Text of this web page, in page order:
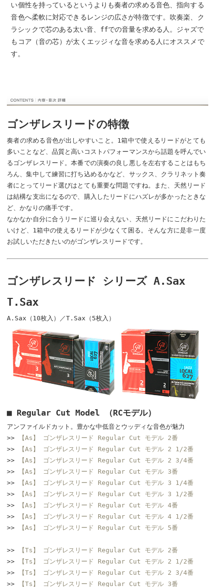
い個性を持っているというよりも奏者の求める音色、指向する
音色へ柔軟に対応できるレンジの広さが特徴です。吹奏楽、ク
ラシックで芯のある太い音、ffでの音量を求める人。ジャズで
もコア（音の芯）が太くエッジィな音を求める人にオススメで
す。
ゴンザレスリードの特徴
奏者の求める音色が出しやすいこと。1箱中で使えるリードがとても
多いことなど、品質と高いコストパフォーマンスから話題を呼んでい
るゴンザレスリード。本番での演奏の良し悪しを左右することはもち
ろん、集中して練習に打ち込めるかなど、サックス、クラリネット奏
者にとってリード選びはとても重要な問題ですね。また、天然リード
は結構な支出になるので、購入したリードにハズレが多かったときな
ど、かなりの痛手です。
なかなか自分に合うリードに巡り会えない、天然リードにこだわりた
いけど、1箱中の使えるリードが少なくて困る。そんな方に是非一度
お試しいただきたいのがゴンザレスリードです。
ゴンザレスリード シリーズ A.Sax
T.Sax
A.Sax（10枚入）／T.Sax（5枚入）
■ Regular Cut Model （RCモデル）
アンファイルドカット。豊かな中低音とウッディな音色が魅力
>>
【As】 ゴンザレスリード Regular Cut モデル 2番
>>
【As】 ゴンザレスリード Regular Cut モデル 2 1/2番
>>
【As】 ゴンザレスリード Regular Cut モデル 2 3/4番
>>
【As】 ゴンザレスリード Regular Cut モデル 3番
>>
【As】 ゴンザレスリード Regular Cut モデル 3 1/4番
>>
【As】 ゴンザレスリード Regular Cut モデル 3 1/2番
>>
【As】 ゴンザレスリード Regular Cut モデル 4番
>>
【As】 ゴンザレスリード Regular Cut モデル 4 1/2番
>>
【As】 ゴンザレスリード Regular Cut モデル 5番
>>
【Ts】 ゴンザレスリード Regular Cut モデル 2番
>>
【Ts】 ゴンザレスリード Regular Cut モデル 2 1/2番
>>
【Ts】 ゴンザレスリード Regular Cut モデル 2 3/4番
>>
【Ts】 ゴンザレスリード Regular Cut モデル 3番